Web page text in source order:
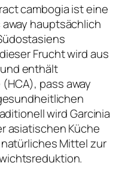
cambogia ist eine
hauptsächlich
Frucht wird aus
enthält
pass away
wird Garcinia
asiatischen Küche
Mittel zur